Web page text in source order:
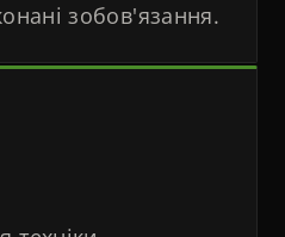
зобов'язання.